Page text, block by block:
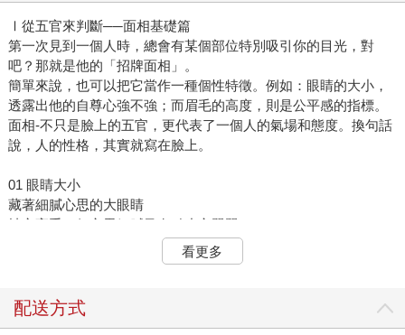
Ⅰ從五官來判斷──面相基礎篇
第一次見到一個人時，總會有某個部位特別吸引你的目光，對
吧？那就是他的「招牌面相」。
簡單來說，也可以把它當作一種個性特徵。例如：眼睛的大小，
透露出他的自尊心強不強；而眉毛的高度，則是公平感的指標。
面相-不只是臉上的五官，更代表了一個人的氣場和態度。換句話
說，人的性格，其實就寫在臉上。
01 眼睛大小
藏著細膩心思的大眼睛
社交高手，但心思細膩又有點小心翼翼
這種人常常在想別人怎麼看自己，腦袋裡不斷盤算著各種可能。
他們很會察言觀色，無論是默默跟著氣氛走，還是帶動現場氣氛
擔心自己的真實想法會不小心被別人看穿。因此，意外的是，他
看更多
配送方式